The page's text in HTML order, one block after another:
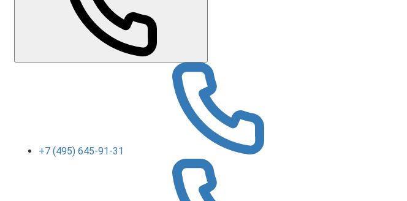
+7 (495) 645-91-31